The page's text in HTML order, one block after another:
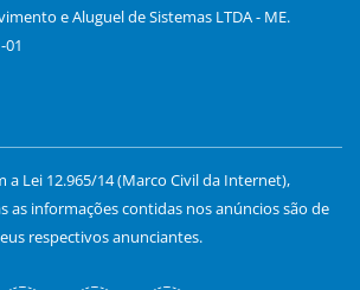
e Aluguel de Sistemas LTDA - ME.
01
a Lei 12.965/14 (Marco Civil da Internet),
as informações contidas nos anúncios são de
respectivos anunciantes.